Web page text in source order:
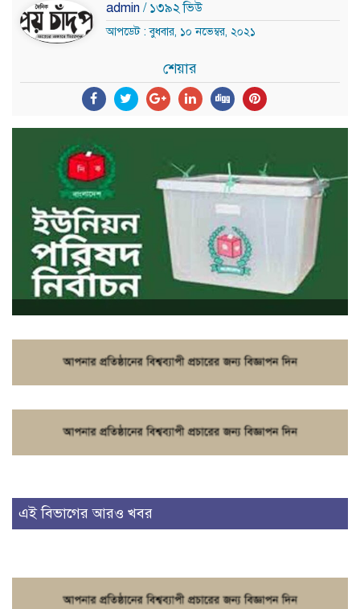
admin / ১৩৯২ ভিউ
আপডেট : বুধবার, ১০ নভেম্বর, ২০২১
শেয়ার
এই বিভাগের আরও খবর